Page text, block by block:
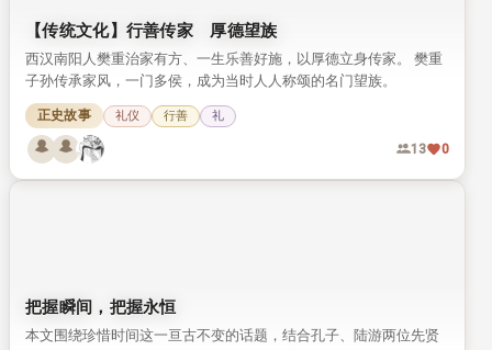
【传统文化】行善传家 厚德望族
西汉南阳人樊重治家有方、一生乐善好施，以厚德立身传家。 樊重
子孙传承家风，一门多侯，成为当时人人称颂的名门望族。
正史故事 礼仪 行善 礼
13 0
把握瞬间，把握永恒
本文围绕珍惜时间这一亘古不变的话题，结合孔子、陆游两位先贤